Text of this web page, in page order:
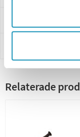
Leverans- &
Relaterade